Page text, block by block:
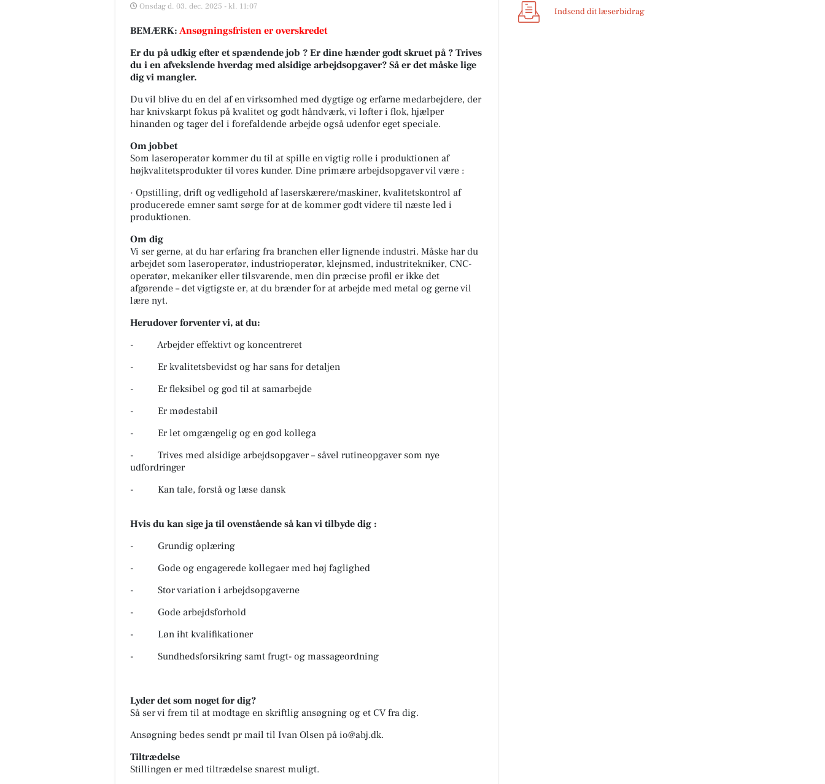
Onsdag d. 03. dec. 2025 - kl. 11:07
BEMÆRK: Ansøgningsfristen er overskredet
Er du på udkig efter et spændende job ? Er dine hænder godt skruet på ? Trives
du i en afvekslende hverdag med alsidige arbejdsopgaver? Så er det måske lige
dig vi mangler.
Du vil blive du en del af en virksomhed med dygtige og erfarne medarbejdere, der
har knivskarpt fokus på kvalitet og godt håndværk, vi løfter i flok, hjælper
hinanden og tager del i forefaldende arbejde også udenfor eget speciale.
Om jobbet
Som laseroperatør kommer du til at spille en vigtig rolle i produktionen af
højkvalitetsprodukter til vores kunder. Dine primære arbejdsopgaver vil være :
· Opstilling, drift og vedligehold af laserskærere/maskiner, kvalitetskontrol af
producerede emner samt sørge for at de kommer godt videre til næste led i
produktionen.
Om dig
Vi ser gerne, at du har erfaring fra branchen eller lignende industri. Måske har du
arbejdet som laseroperatør, industrioperatør, klejnsmed, industritekniker, CNC-
operatør, mekaniker eller tilsvarende, men din præcise profil er ikke det
afgørende – det vigtigste er, at du brænder for at arbejde med metal og gerne vil
lære nyt.
Herudover forventer vi, at du:
- Arbejder effektivt og koncentreret
- Er kvalitetsbevidst og har sans for detaljen
- Er fleksibel og god til at samarbejde
- Er mødestabil
- Er let omgængelig og en god kollega
- Trives med alsidige arbejdsopgaver – såvel rutineopgaver som nye
udfordringer
- Kan tale, forstå og læse dansk
Hvis du kan sige ja til ovenstående så kan vi tilbyde dig :
- Grundig oplæring
- Gode og engagerede kollegaer med høj faglighed
- Stor variation i arbejdsopgaverne
- Gode arbejdsforhold
- Løn iht kvalifikationer
- Sundhedsforsikring samt frugt- og massageordning
Lyder det som noget for dig?
Så ser vi frem til at modtage en skriftlig ansøgning og et CV fra dig.
Ansøgning bedes sendt pr mail til Ivan Olsen på io@abj.dk.
Tiltrædelse
Stillingen er med tiltrædelse snarest muligt.
Indsend dit læserbidrag